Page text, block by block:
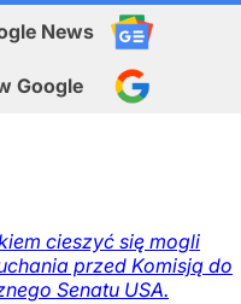
News
Google
cieszyć się mogli
przed Komisją do
Senatu USA.